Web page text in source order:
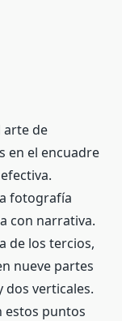
arte de
en el encuadre
fotografía
con narrativa.
de los tercios,
nueve partes
dos verticales.
estos puntos